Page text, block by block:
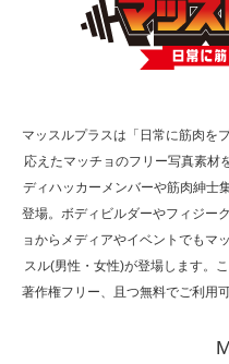
TOKYO
で紹介さ…
た（6/8放
マッスルプラスは「日常に筋肉を
応えたマッチョのフリー写真素材
ディハッカーメンバーや筋肉紳士
登場。ボディビルダーやフィジー
ョからメディアやイベントでもマ
スル(男性・女性)が登場します。
著作権フリー、且つ無料でご利用